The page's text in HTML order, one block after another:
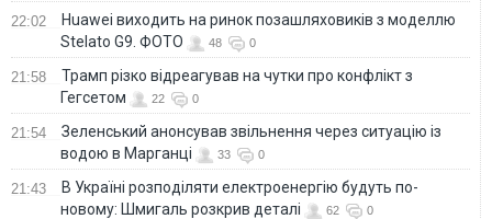
22:02
Huawei виходить на ринок позашляховиків з моделлю
Stelato G9. ФОТО
48 0
21:58
Трамп різко відреагував на чутки про конфлікт з
Гегсетом
22 0
21:54
Зеленський анонсував звільнення через ситуацію із
водою в Марганці
33 0
21:43
В Україні розподіляти електроенергію будуть по-
новому: Шмигаль розкрив деталі
62 0